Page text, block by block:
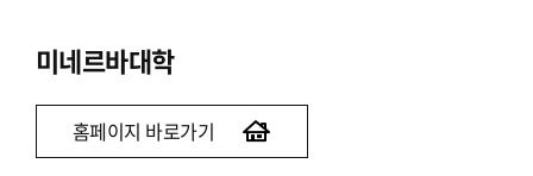
미네르바대학
홈페이지 바로가기